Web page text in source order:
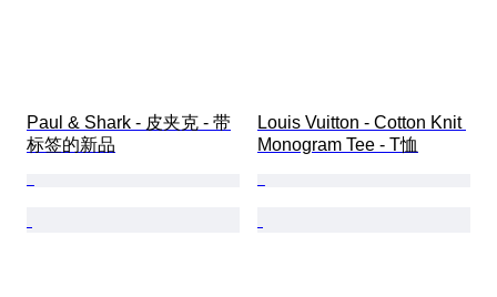
Paul & Shark - 皮夹克 - 带
标签的新品
Louis Vuitton - Cotton Knit
Monogram Tee - T恤